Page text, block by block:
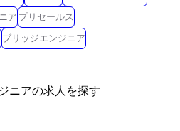
ア プリセールス
ブリッジエンジニア
ニアの求人を探す